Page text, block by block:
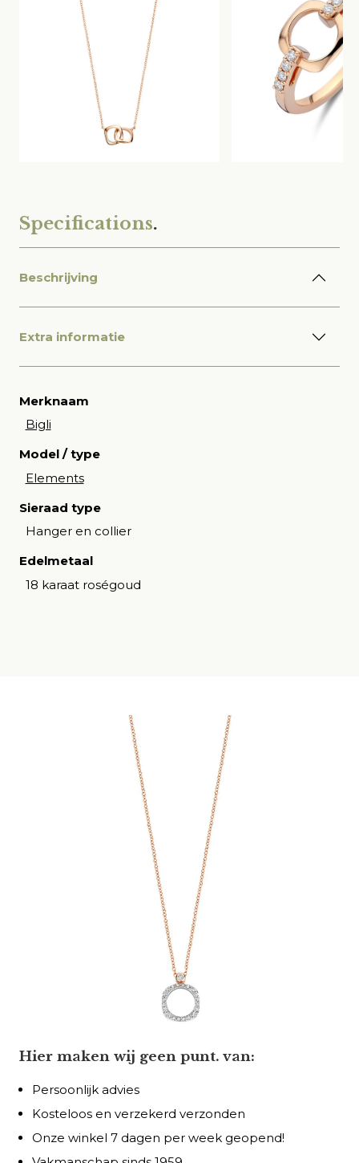
Specifications.
Beschrijving
Extra informatie
Merknaam
Bigli
Model / type
Elements
Sieraad type
Hanger en collier
Edelmetaal
18 karaat roségoud
Hier maken wij geen punt. van:
Persoonlijk advies
Kosteloos en verzekerd verzonden
Onze winkel 7 dagen per week geopend!